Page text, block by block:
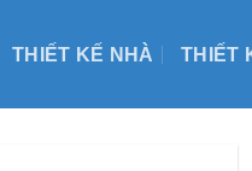
THIẾT KẾ NHÀ THIẾT